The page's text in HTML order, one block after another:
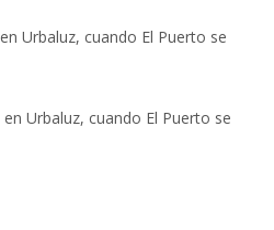
en Urbaluz, cuando El Puerto se
en Urbaluz, cuando El Puerto se